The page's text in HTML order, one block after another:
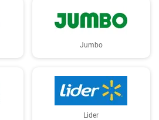
Jumbo
Lider